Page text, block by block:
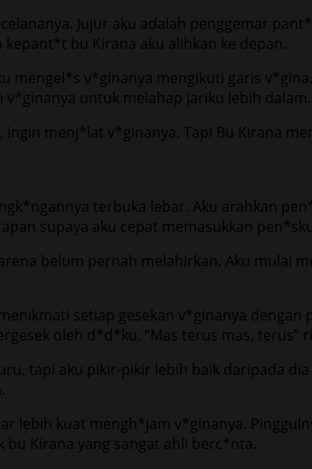
Jujur aku adalah penggemar
bu Kirana aku alihkan ke depan.
mengel*s v*ginanya mengikuti garis
untuk melahap jariku lebih dalam.
menj*lat v*ginanya. Tapi Bu Kirana
terbuka lebar. Aku arahkan
supaya aku cepat memasukkan
belum pernah melahirkan. Aku mulai
setiap gesekan v*ginanya dengan
oleh d*d*ku. “Mas terus mas, terus”
tapi aku pikir-pikir lebih baik daripada
lebih kuat mengh*jam v*ginanya.
Kirana yang sangat ahli berc*nta.